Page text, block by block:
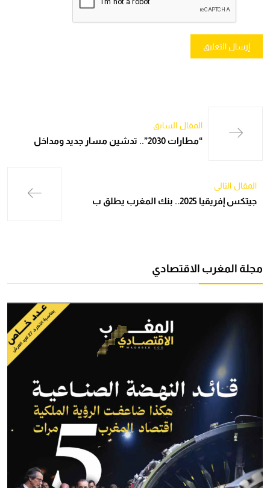
المقال السابق
“مطارات 2030”.. تدشين مسار جديد ومداخل
المقال التالي
جيتكس إفريقيا 2025.. بنك المغرب يطلق ب
مجلة المغرب الاقتصادي